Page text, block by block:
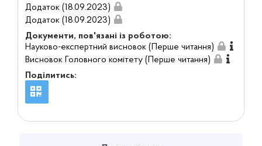
Додаток (18.09.2023)
Додаток (18.09.2023)
Документи, пов'язані із роботою:
Науково-експертний висновок (Перше читання)
Висновок Головного комітету (Перше читання)
Поділитись: